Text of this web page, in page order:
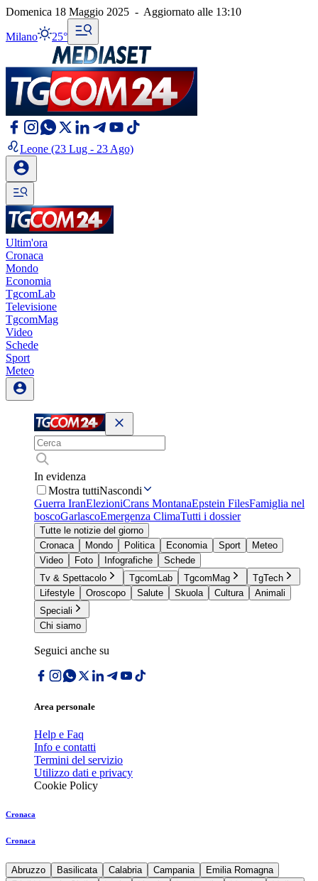
Domenica 18 Maggio 2025 - Aggiornato alle 13:10
Milano 25°
Leone (23 Lug - 23 Ago)
Ultim'ora
Cronaca
Mondo
Economia
TgcomLab
Televisione
TgcomMag
Video
Schede
Sport
Meteo
In evidenza
Mostra tuttiNascondi
Guerra IranElezioniCrans MontanaEpstein FilesFamiglia nel
boscoGarlascoEmergenza ClimaTutti i dossier
Tutte le notizie del giorno
Cronaca
Mondo Politica Economia Sport
Meteo
Video
Foto Infografiche
Schede
Tv & Spettacolo
TgcomLab TgcomMag
TgTech
Lifestyle
Oroscopo Salute Skuola Cultura
Animali
Speciali
Chi siamo
Seguici anche su
Area personale
Help e Faq
Info e contatti
Termini del servizio
Utilizzo dati e privacy
Cookie Policy
Cronaca
Cronaca
Abruzzo Basilicata Calabria Campania
Emilia Romagna